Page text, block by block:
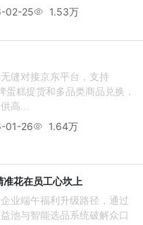
02-25
1.53万
缝对接京东平台，支持
蛋糕提货和多品类商品兑换，
高...
01-26
1.64万
花在员工心坎上
业端午福利升级路径，通过
池与智能选品系统破解众口